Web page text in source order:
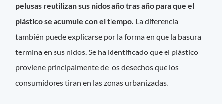
pelusas reutilizan sus nidos año tras año para que el
plástico se acumule con el tiempo. La diferencia
también puede explicarse por la forma en que la basura
termina en sus nidos. Se ha identificado que el plástico
proviene principalmente de los desechos que los
consumidores tiran en las zonas urbanizadas.